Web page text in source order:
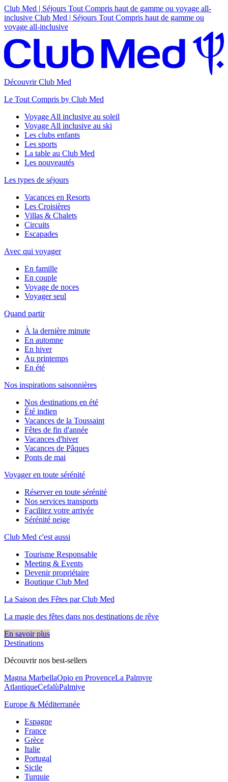
Club Med | Séjours Tout Compris haut de gamme ou voyage all-
inclusive Club Med | Séjours Tout Compris haut de gamme ou
voyage all-inclusive
Découvrir Club Med
Le Tout Compris by Club Med
Voyage All inclusive au soleil
Voyage All inclusive au ski
Les clubs enfants
Les sports
La table au Club Med
Les nouveautés
Les types de séjours
Vacances en Resorts
Les Croisières
Villas & Chalets
Circuits
Escapades
Avec qui voyager
En famille
En couple
Voyage de noces
Voyager seul
Quand partir
À la dernière minute
En automne
En hiver
Au printemps
En été
Nos inspirations saisonnières
Nos destinations en été
Été indien
Vacances de la Toussaint
Fêtes de fin d'année
Vacances d'hiver
Vacances de Pâques
Ponts de mai
Voyager en toute sérénité
Réserver en toute sérénité
Nos services transports
Facilitez votre arrivée
Sérénité neige
Club Med c'est aussi
Tourisme Responsable
Meeting & Events
Devenir propriétaire
Boutique Club Med
La Saison des Fêtes par Club Med
La magie des fêtes dans nos destinations de rêve​
En savoir plus
Destinations
Découvrir nos best-sellers
Magna MarbellaOpio en ProvenceLa Palmyre
AtlantiqueCefalùPalmiye
Europe & Méditerranée
Espagne
France
Grèce
Italie
Portugal
Sicile
Turquie